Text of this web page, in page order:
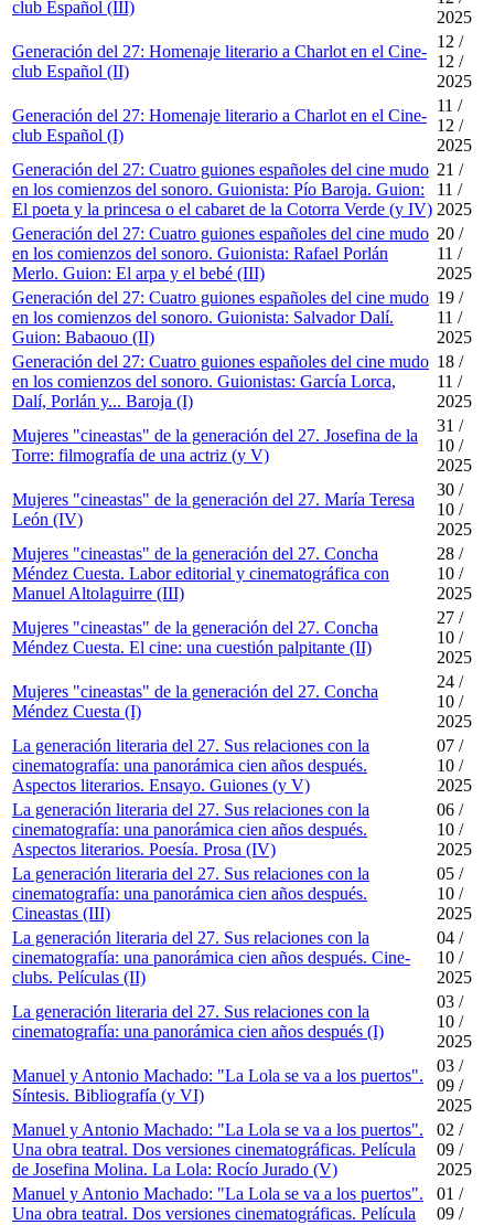
club Español (III)
2025
Generación del 27: Homenaje literario a Charlot en el Cine-
club Español (II)
12 /
12 /
2025
Generación del 27: Homenaje literario a Charlot en el Cine-
club Español (I)
11 /
12 /
2025
Generación del 27: Cuatro guiones españoles del cine mudo
en los comienzos del sonoro. Guionista: Pío Baroja. Guion:
El poeta y la princesa o el cabaret de la Cotorra Verde (y IV)
21 /
11 /
2025
Generación del 27: Cuatro guiones españoles del cine mudo
en los comienzos del sonoro. Guionista: Rafael Porlán
Merlo. Guion: El arpa y el bebé (III)
20 /
11 /
2025
Generación del 27: Cuatro guiones españoles del cine mudo
en los comienzos del sonoro. Guionista: Salvador Dalí.
Guion: Babaouo (II)
19 /
11 /
2025
Generación del 27: Cuatro guiones españoles del cine mudo
en los comienzos del sonoro. Guionistas: García Lorca,
Dalí, Porlán y... Baroja (I)
18 /
11 /
2025
Mujeres "cineastas" de la generación del 27. Josefina de la
Torre: filmografía de una actriz (y V)
31 /
10 /
2025
Mujeres "cineastas" de la generación del 27. María Teresa
León (IV)
30 /
10 /
2025
Mujeres "cineastas" de la generación del 27. Concha
Méndez Cuesta. Labor editorial y cinematográfica con
Manuel Altolaguirre (III)
28 /
10 /
2025
Mujeres "cineastas" de la generación del 27. Concha
Méndez Cuesta. El cine: una cuestión palpitante (II)
27 /
10 /
2025
Mujeres "cineastas" de la generación del 27. Concha
Méndez Cuesta (I)
24 /
10 /
2025
La generación literaria del 27. Sus relaciones con la
cinematografía: una panorámica cien años después.
Aspectos literarios. Ensayo. Guiones (y V)
07 /
10 /
2025
La generación literaria del 27. Sus relaciones con la
cinematografía: una panorámica cien años después.
Aspectos literarios. Poesía. Prosa (IV)
06 /
10 /
2025
La generación literaria del 27. Sus relaciones con la
cinematografía: una panorámica cien años después.
Cineastas (III)
05 /
10 /
2025
La generación literaria del 27. Sus relaciones con la
cinematografía: una panorámica cien años después. Cine-
clubs. Películas (II)
04 /
10 /
2025
La generación literaria del 27. Sus relaciones con la
cinematografía: una panorámica cien años después (I)
03 /
10 /
2025
Manuel y Antonio Machado: "La Lola se va a los puertos".
Síntesis. Bibliografía (y VI)
03 /
09 /
2025
Manuel y Antonio Machado: "La Lola se va a los puertos".
Una obra teatral. Dos versiones cinematográficas. Película
de Josefina Molina. La Lola: Rocío Jurado (V)
02 /
09 /
2025
Manuel y Antonio Machado: "La Lola se va a los puertos".
Una obra teatral. Dos versiones cinematográficas. Película
01 /
09 /